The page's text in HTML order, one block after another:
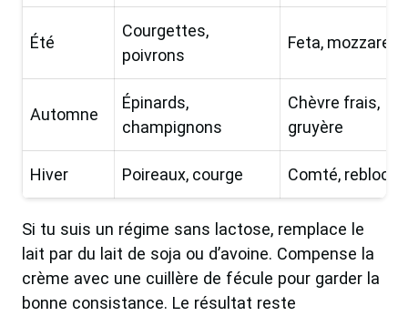
Été
Courgettes,
poivrons
Feta, mozzarella
Automne
Épinards,
champignons
Chèvre frais,
gruyère
Hiver Poireaux, courge Comté,
Si tu suis un régime sans lactose, remplace le
lait par du lait de soja ou d’avoine. Compense la
crème avec une cuillère de fécule pour garder la
bonne consistance. Le résultat reste